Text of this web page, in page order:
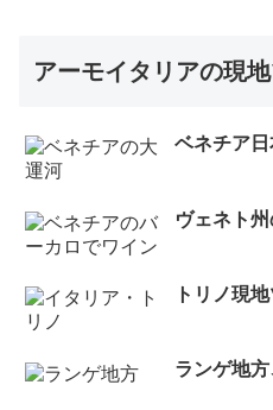
アーモイタリアの現
ベネチア
ヴェネト
トリノ現
ランゲ地